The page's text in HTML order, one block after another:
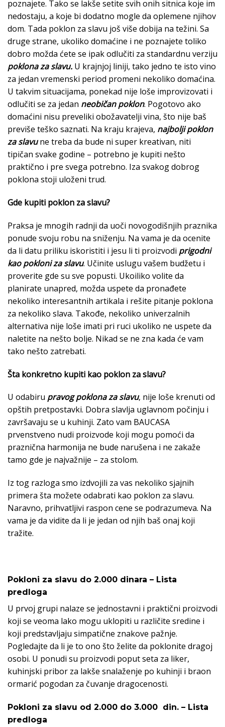
poznajete. Tako se lakše setite svih onih sitnica koje im
nedostaju, a koje bi dodatno mogle da oplemene njihov
dom. Tada poklon za slavu još više dobija na težini. Sa
druge strane, ukoliko domaćine i ne poznajete toliko
dobro možda ćete se ipak odlučiti za standardnu verziju
poklona za slavu. U krajnjoj liniji, tako jedno te isto vino
za jedan vremenski period promeni nekoliko domaćina.
U takvim situacijama, ponekad nije loše improvizovati i
odlučiti se za jedan neobičan poklon. Pogotovo ako
domaćini nisu preveliki obožavatelji vina, što nije baš
previše teško saznati. Na kraju krajeva, najbolji poklon
za slavune treba da bude ni super kreativan, niti
tipičan svake godine – potrebno je kupiti nešto
praktično i pre svega potrebno. Iza svakog dobrog
poklona stoji uloženi trud.
Gde kupiti poklon za slavu?
Praksa je mnogih radnji da uoči novogodišnjih praznika
ponude svoju robu na sniženju. Na vama je da ocenite
da li datu priliku iskoristiti i jesu li ti proizvodi prigodni
kao pokloni za slavu. Učinite uslugu vašem budžetu i
proverite gde su sve popusti. Ukoiliko volite da
planirate unapred, možda uspete da pronađete
nekoliko interesantnih artikala i rešite pitanje poklona
za nekoliko slava. Takođe, nekoliko univerzalnih
alternativa nije loše imati pri ruci ukoliko ne uspete da
naletite na nešto bolje. Nikad se ne zna kada će vam
tako nešto zatrebati.
Šta konkretno kupiti kao poklon za slavu?
U odabiru pravog poklona za slavu, nije loše krenuti od
opštih pretpostavki. Dobra slavlja uglavnom počinju i
završavaju se u kuhinji. Zato vam BAUCASA
prvenstveno nudi proizvode koji mogu pomoći da
praznična harmonija ne bude narušena i ne zakaže
tamo gde je najvažnije – za stolom.
Iz tog razloga smo izdvojili za vas nekoliko sjajnih
primera šta možete odabrati kao poklon za slavu.
Naravno, prihvatljivi raspon cene se podrazumeva. Na
vama je da vidite da li je jedan od njih baš onaj koji
tražite.
Pokloni za slavu do 2.000 dinara – Lista
predloga
U prvoj grupi nalaze se jednostavni i praktični proizvodi
koji se veoma lako mogu uklopiti u različite sredine i
koji predstavljaju simpatične znakove pažnje.
Pogledajte da li je to ono što želite da poklonite dragoj
osobi. U ponudi su proizvodi poput seta za liker,
kuhinjski pribor za lakše snalaženje po kuhinji i braon
ormarić pogodan za čuvanje dragocenosti.
Pokloni za slavu od 2.000 do 3.000 din. – Lista
predloga